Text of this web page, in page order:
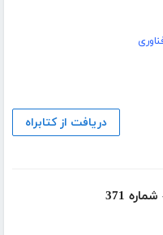
دریافت از کتابراه
371